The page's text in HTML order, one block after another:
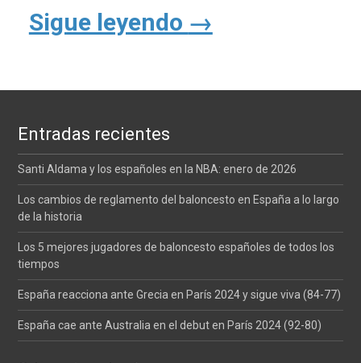
Sigue leyendo →
Entradas recientes
Santi Aldama y los españoles en la NBA: enero de 2026
Los cambios de reglamento del baloncesto en España a lo largo
de la historia
Los 5 mejores jugadores de baloncesto españoles de todos los
tiempos
España reacciona ante Grecia en París 2024 y sigue viva (84-77)
España cae ante Australia en el debut en París 2024 (92-80)